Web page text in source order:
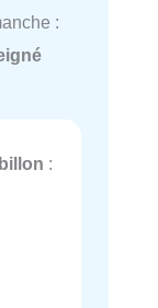
:
: